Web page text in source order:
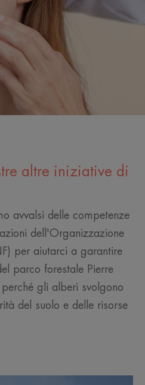
altre iniziative di
avvalsi delle competenze
dell'Organizzazione
per aiutarci a garantire
parco forestale Pierre
gli alberi svolgono
del suolo e delle risorse